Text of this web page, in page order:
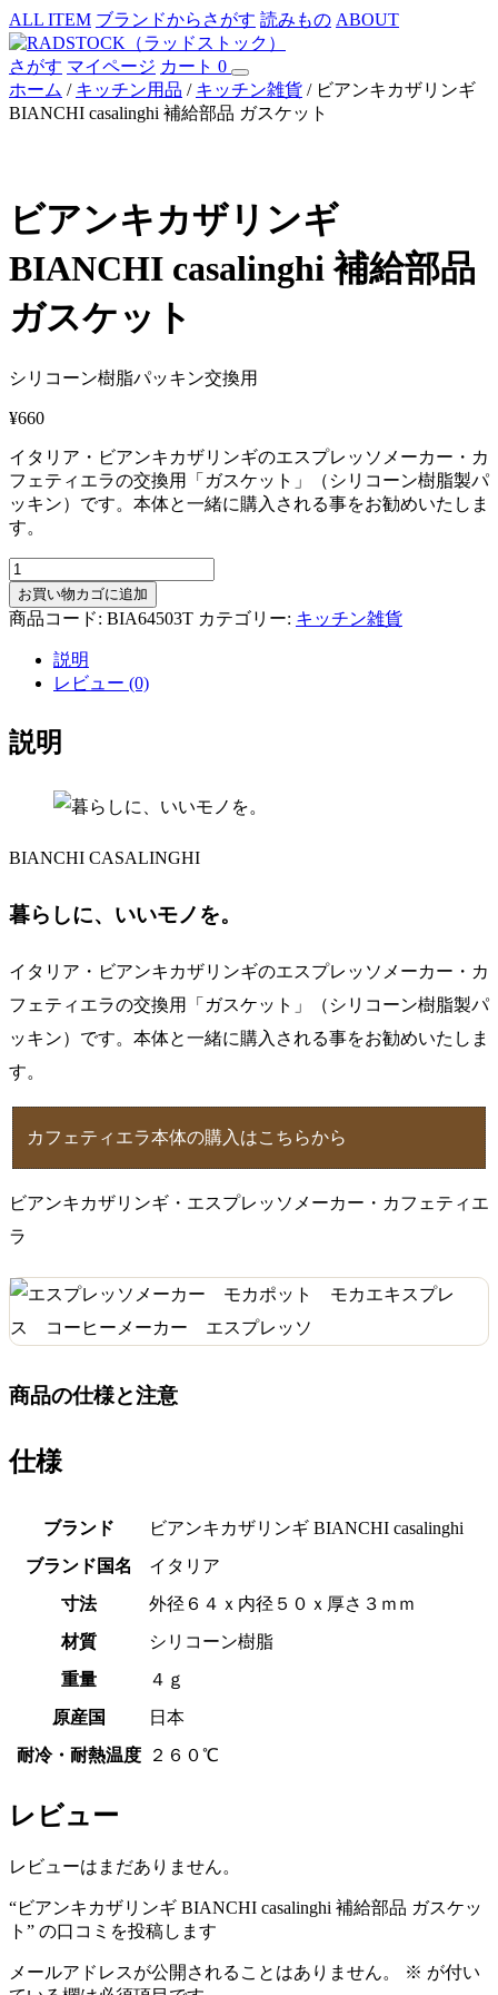
ALL ITEM ブランドからさがす 読みもの ABOUT
さがす マイページ カート 0
ホーム / キッチン用品 / キッチン雑貨 / ビアンキカザリンギ
BIANCHI casalinghi 補給部品 ガスケット
ビアンキカザリンギ
BIANCHI casalinghi 補給部品
ガスケット
シリコーン樹脂パッキン交換用
¥660
イタリア・ビアンキカザリンギのエスプレッソメーカー・カ
フェティエラの交換用「ガスケット」（シリコーン樹脂製パ
ッキン）です。本体と一緒に購入される事をお勧めいたしま
す。
ビ
ア
ン
ン
ギ
casalinghi
部
ガ
ッ
ト
【シ
リ
コ
ン
樹
脂/
パ
ッ
キ
交
用】
お買い物カゴに追加
商品コード: BIA64503T カテゴリー: キッチン雑貨
説明
レビュー (0)
説明
BIANCHI CASALINGHI
暮らしに、いいモノを。
イタリア・ビアンキカザリンギのエスプレッソメーカー・カ
フェティエラの交換用「ガスケット」（シリコーン樹脂製パ
ッキン）です。本体と一緒に購入される事をお勧めいたしま
す。
カフェティエラ本体の購入はこちらから
ビアンキカザリンギ・エスプレッソメーカー・カフェティエ
ラ
商品の仕様と注意
仕様
ブランド
ビアンキカザリンギ BIANCHI casalinghi
ブランド国名
イタリア
寸法
外径６４ｘ内径５０ｘ厚さ３ｍｍ
材質
シリコーン樹脂
重量
４ｇ
原産国
日本
耐冷・耐熱温度
２６０℃
レビュー
レビューはまだありません。
“ビアンキカザリンギ BIANCHI casalinghi 補給部品 ガスケッ
ト” の口コミを投稿します
メールアドレスが公開されることはありません。 ※ が付い